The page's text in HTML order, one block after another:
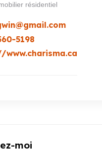
résidentiel
5198
moi